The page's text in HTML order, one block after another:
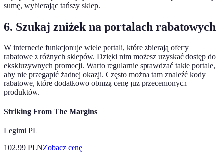
sumę, wybierając tańszy sklep.
6. Szukaj zniżek na portalach rabatowych
W internecie funkcjonuje wiele portali, które zbierają oferty
rabatowe z różnych sklepów. Dzięki nim możesz uzyskać dostęp do
ekskluzywnych promocji. Warto regularnie sprawdzać takie portale,
aby nie przegapić żadnej okazji. Często można tam znaleźć kody
rabatowe, które dodatkowo obniżą cenę już przecenionych
produktów.
Striking From The Margins
Legimi PL
102.99 PLNZobacz cenę